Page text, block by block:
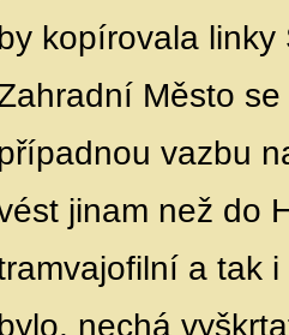
kopírovala
Město
vazbu
jinam než do
a tak
nechá